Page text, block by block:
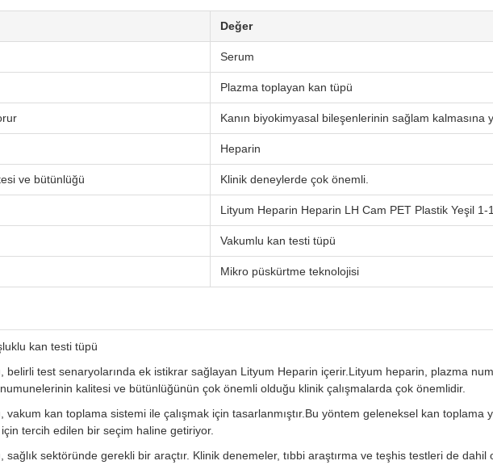
Değer
Serum
Plazma toplayan kan tüpü
Kanın biyokimyasal bileşenlerinin sağlam kalmasına
Heparin
ve bütünlüğü Klinik deneylerde çok önemli.
Lityum Heparin Heparin LH Cam PET Plastik Yeşil 1-
Vakumlu kan testi tüpü
Mikro püskürtme teknolojisi
kan testi tüpü
belirli test senaryolarında ek istikrar sağlayan Lityum Heparin içerir.Lityum heparin, plazma
kalitesi ve bütünlüğünün çok önemli olduğu klinik çalışmalarda çok önemlidir.
kan toplama sistemi ile çalışmak için tasarlanmıştır.Bu yöntem geleneksel kan toplama
için tercih edilen bir seçim haline getiriyor.
sektöründe gerekli bir araçtır. Klinik denemeler, tıbbi araştırma ve teşhis testleri de